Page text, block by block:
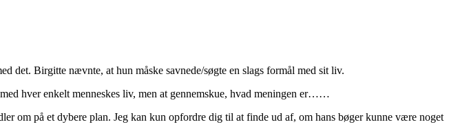
det. Birgitte nævnte, at hun måske savnede/søgte en slags formål med sit liv.
hver enkelt menneskes liv, men at gennemskue, hvad meningen er……
om på et dybere plan. Jeg kan kun opfordre dig til at finde ud af, om hans bøger kunne være noget